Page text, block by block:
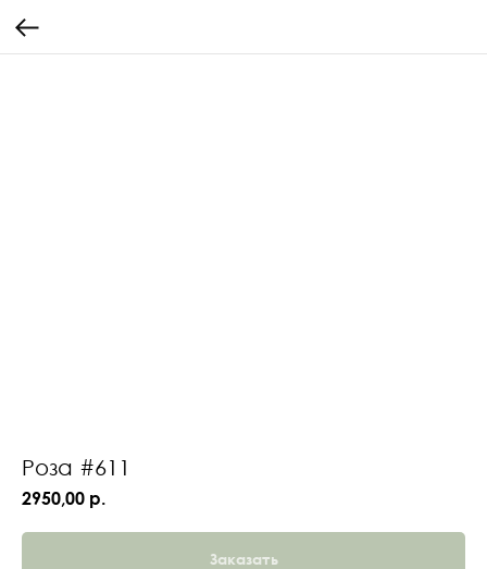
Роза #611
2950,00 р.
Заказать